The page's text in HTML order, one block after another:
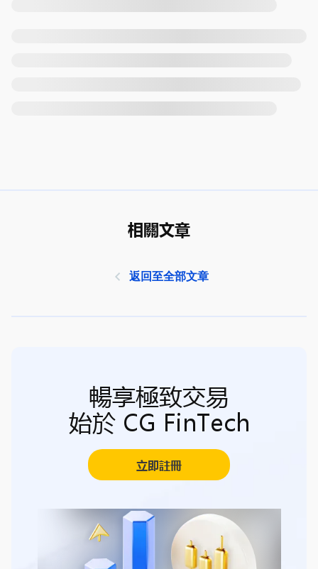
相關文章
返回至全部文章
暢享極致交易
始於 CG FinTech
立即註冊